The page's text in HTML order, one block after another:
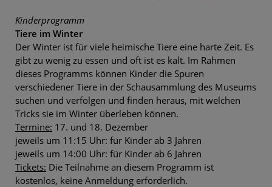
Kinderprogramm
Tiere im Winter
Der Winter ist für viele heimische Tiere eine harte Zeit. Es
gibt zu wenig zu essen und oft ist es kalt. Im Rahmen
dieses Programms können Kinder die Spuren
verschiedener Tiere in der Schausammlung des Museums
suchen und verfolgen und finden heraus, mit welchen
Tricks sie im Winter überleben können.
Termine: 17. und 18. Dezember
jeweils um 11:15 Uhr: für Kinder ab 3 Jahren
jeweils um 14:00 Uhr: für Kinder ab 6 Jahren
Tickets: Die Teilnahme an diesem Programm ist
kostenlos, keine Anmeldung erforderlich.